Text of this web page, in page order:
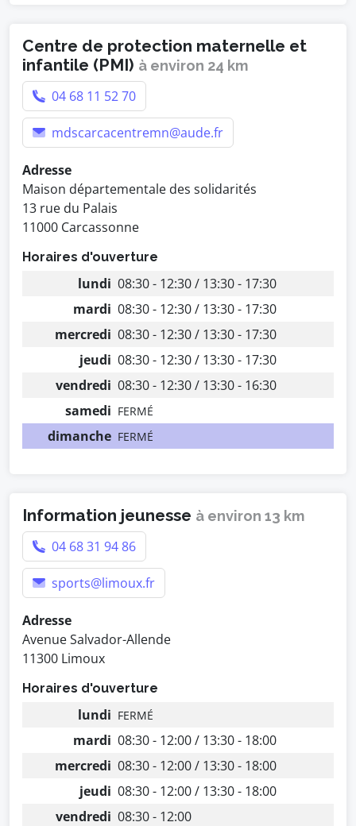
Centre de protection maternelle et
infantile (PMI) à environ 24 km
04 68 11 52 70
mdscarcacentremn@aude.fr
Adresse
Maison départementale des solidarités
13 rue du Palais
11000 Carcassonne
Horaires d'ouverture
lundi 08:30 - 12:30 / 13:30 - 17:30
mardi 08:30 - 12:30 / 13:30 - 17:30
mercredi 08:30 - 12:30 / 13:30 - 17:30
jeudi 08:30 - 12:30 / 13:30 - 17:30
vendredi 08:30 - 12:30 / 13:30 - 16:30
samedi FERMÉ
dimanche FERMÉ
Information jeunesse à environ 13 km
04 68 31 94 86
sports@limoux.fr
Adresse
Avenue Salvador-Allende
11300 Limoux
Horaires d'ouverture
lundi FERMÉ
mardi 08:30 - 12:00 / 13:30 - 18:00
mercredi 08:30 - 12:00 / 13:30 - 18:00
jeudi 08:30 - 12:00 / 13:30 - 18:00
vendredi 08:30 - 12:00